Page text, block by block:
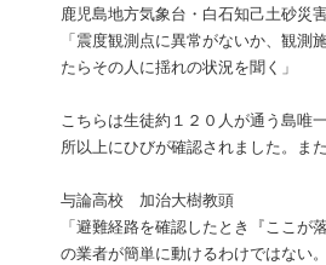
鹿児島地方気象台・白石知己土砂災
「震度観測点に異常がないか、観
たらその人に揺れの状況を聞く」
こちらは生徒約１２０人が通う島唯
所以上にひびが確認されました。ま
与論高校 加治大樹教頭
「避難経路を確認したとき『ここ
の業者が簡単に動けるわけではない